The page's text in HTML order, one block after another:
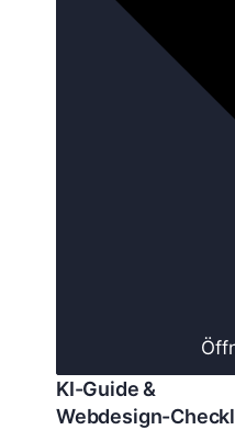
KI-Guide &
Webdesign-